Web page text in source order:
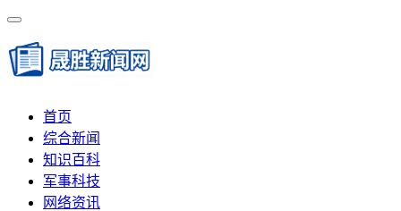
首页
综合新闻
知识百科
军事科技
网络资讯